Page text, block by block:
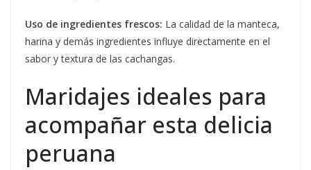
Uso de ingredientes frescos: La calidad de la manteca,
harina y demás ingredientes influye directamente en el
sabor y textura de las cachangas.
Maridajes ideales para
acompañar esta delicia
peruana